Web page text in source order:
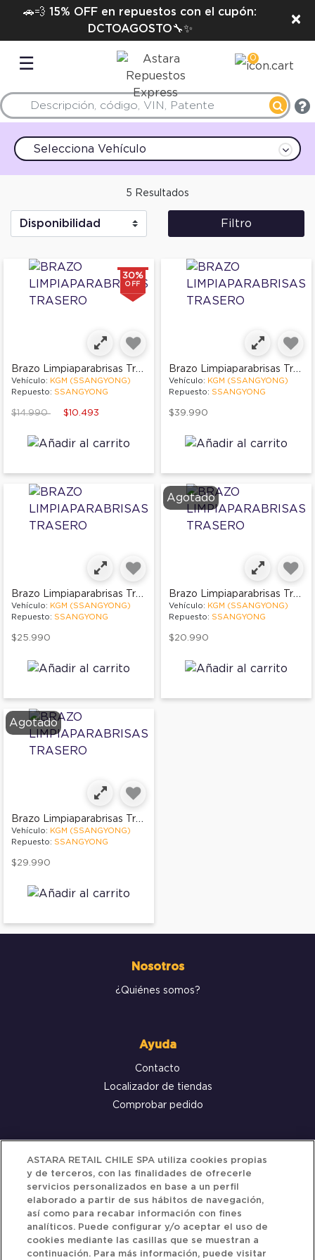
🚗💨 15% OFF en repuestos con el cupón:
DCTOAGOSTO🔧✨
×
☰ 0
Selecciona Vehículo
5 Resultados
Filtro
30%
OFF
Brazo Limpiaparabrisas Trasero
Vehículo: KGM (SSANGYONG)
Repuesto: SSANGYONG
Price reduced from
$14.990to $10.493
Brazo Limpiaparabrisas Trasero
Vehículo: KGM (SSANGYONG)
Repuesto: SSANGYONG
$39.990
Brazo Limpiaparabrisas Trasero
Vehículo: KGM (SSANGYONG)
Repuesto: SSANGYONG
$25.990
Agotado
Brazo Limpiaparabrisas Trasero
Vehículo: KGM (SSANGYONG)
Repuesto: SSANGYONG
$20.990
Agotado
Brazo Limpiaparabrisas Trasero
Vehículo: KGM (SSANGYONG)
Repuesto: SSANGYONG
$29.990
Nosotros
¿Quiénes somos?
Ayuda
Contacto
Localizador de tiendas
Comprobar pedido
Servicio al cliente
Términos y Condiciones
Política de privacidad
Política de Cookies
ASTARA RETAIL CHILE SPA utiliza cookies propias
y de terceros, con las finalidades de ofrecerle
servicios personalizados en base a un perfil
elaborado a partir de sus hábitos de navegación,
así como para recabar información con fines
analíticos. Puede configurar y/o aceptar el uso de
cookies mediante las casillas que se muestran a
continuación. Para más información, puede visitar